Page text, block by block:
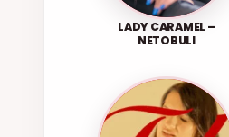
LADY CARAMEL –
NETOBULI